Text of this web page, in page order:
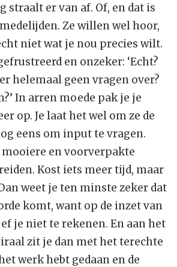
straalt er van af. Of, en dat is
Ze willen wel hoor,
niet wat je nou precies wilt.
en onzeker: ‘Echt?
helemaal geen vragen over?
In arren moede pak je je
op. Je laat het wel om ze de
eens om input te vragen.
mooiere en voorverpakte
Kost iets meer tijd, maar
weet je ten minste zeker dat
komt, want op de inzet van
je niet te rekenen. En aan het
zit je dan met het terechte
werk hebt gedaan en de